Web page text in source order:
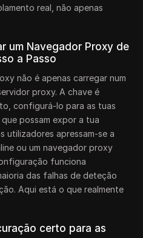
real, não apenas
um Navegador Proxy de
a Passo
não é apenas carregar num
proxy. A chave é
configurá-lo para as tuas
possam expor a tua
utilizadores apressam-se a
ou um navegador proxy
funciona
das falhas de deteção
Aqui está o que realmente
certo para as